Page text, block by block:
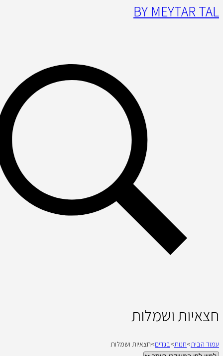
BY MEYTAR TAL
חצאיות ושמלות
עמוד הבית>חנות>בגדים>חצאיות ושמלות